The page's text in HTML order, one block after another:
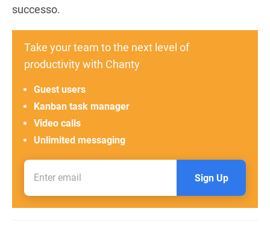
successo.
Take your team to the next level of
productivity with Chanty
Unlimited messaging
Video calls
Kanban task manager
Guest users
Sign Up